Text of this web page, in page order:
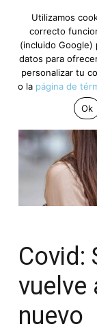
Covid:
vuelve
nuevo
Utilizamos
correcto
(incluido Google)
datos para
personalizar tu
o la página de
Ok